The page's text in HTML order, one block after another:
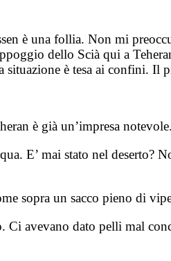
è una follia. Non mi
dello Scià qui a
è tesa ai confini. Il
è già un’impresa notevole.
E’ mai stato nel deserto?
sopra un sacco pieno di
Ci avevano dato pelli mal